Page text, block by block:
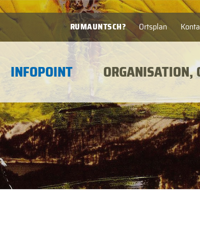
Ortsplan
RUMAUNTSCH?
INFOPOINT ORGANISATION,